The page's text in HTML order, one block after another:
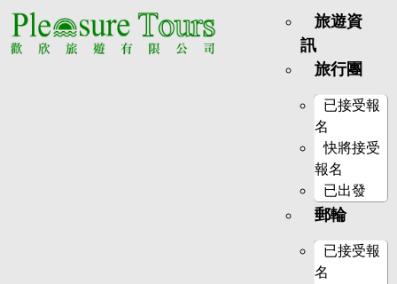
旅遊資
訊
旅行團
已接受報
名
快將接受
報名
已出發
郵輪
已接受報
名